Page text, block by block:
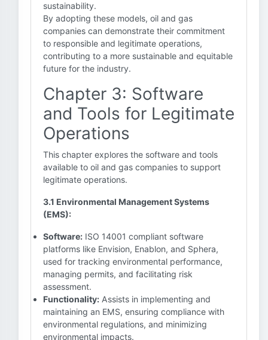
sustainability.
By adopting these models, oil and gas
companies can demonstrate their commitment
to responsible and legitimate operations,
contributing to a more sustainable and equitable
future for the industry.
Chapter 3: Software
and Tools for Legitimate
Operations
This chapter explores the software and tools
available to oil and gas companies to support
legitimate operations.
3.1 Environmental Management Systems
(EMS):
Software: ISO 14001 compliant software
platforms like Envision, Enablon, and Sphera,
used for tracking environmental performance,
managing permits, and facilitating risk
assessment.
Functionality: Assists in implementing and
maintaining an EMS, ensuring compliance with
environmental regulations, and minimizing
environmental impacts.